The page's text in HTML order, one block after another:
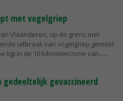
met vogelgriep
Vlaanderen, op de grens met
uitbraak van vogelgriep gemeld.
ligt in de 10 kilometerzone van...
gedeeltelijk gevaccineerd